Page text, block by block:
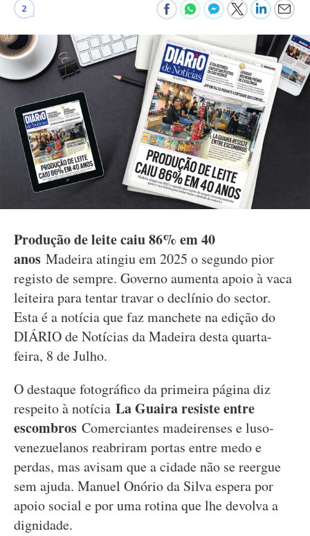
2
Produção de leite caiu 86% em 40
anos Madeira atingiu em 2025 o segundo pior
registo de sempre. Governo aumenta apoio à vaca
leiteira para tentar travar o declínio do sector.
Esta é a notícia que faz manchete na edição do
DIÁRIO de Notícias da Madeira desta quarta-
feira, 8 de Julho.
O destaque fotográfico da primeira página diz
respeito à notícia La Guaira resiste entre
escombros Comerciantes madeirenses e luso-
venezuelanos reabriram portas entre medo e
perdas, mas avisam que a cidade não se reergue
sem ajuda. Manuel Onório da Silva espera por
apoio social e por uma rotina que lhe devolva a
dignidade.